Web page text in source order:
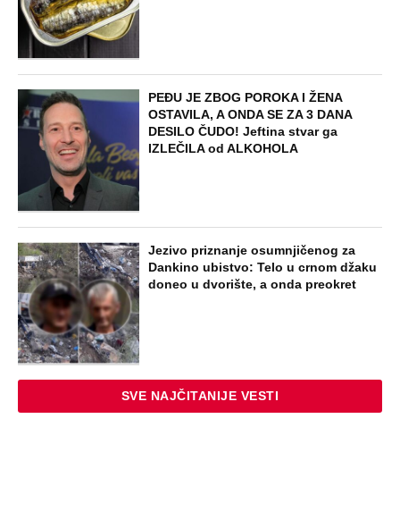
PEĐU JE ZBOG POROKA I ŽENA
OSTAVILA, A ONDA SE ZA 3 DANA
DESILO ČUDO! Jeftina stvar ga
IZLEČILA od ALKOHOLA
Jezivo priznanje osumnjičenog za
Dankino ubistvo: Telo u crnom džaku
doneo u dvorište, a onda preokret
SVE NAJČITANIJE VESTI